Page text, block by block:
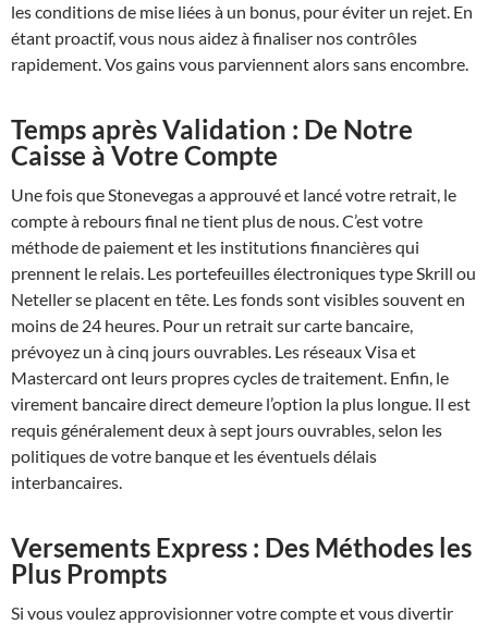
les conditions de mise liées à un bonus, pour éviter un rejet. En
étant proactif, vous nous aidez à finaliser nos contrôles
rapidement. Vos gains vous parviennent alors sans encombre.
Temps après Validation : De Notre
Caisse à Votre Compte
Une fois que Stonevegas a approuvé et lancé votre retrait, le
compte à rebours final ne tient plus de nous. C’est votre
méthode de paiement et les institutions financières qui
prennent le relais. Les portefeuilles électroniques type Skrill ou
Neteller se placent en tête. Les fonds sont visibles souvent en
moins de 24 heures. Pour un retrait sur carte bancaire,
prévoyez un à cinq jours ouvrables. Les réseaux Visa et
Mastercard ont leurs propres cycles de traitement. Enfin, le
virement bancaire direct demeure l’option la plus longue. Il est
requis généralement deux à sept jours ouvrables, selon les
politiques de votre banque et les éventuels délais
interbancaires.
Versements Express : Des Méthodes les
Plus Prompts
Si vous voulez approvisionner votre compte et vous divertir